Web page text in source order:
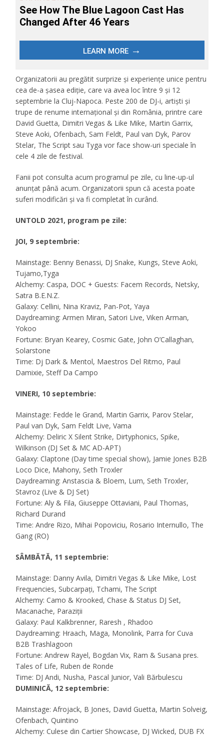
Organizatorii au pregătit surprize și experiențe unice pentru
cea de-a șasea ediție, care va avea loc între 9 și 12
septembrie la Cluj-Napoca. Peste 200 de DJ-i, artiști și
trupe de renume internațional și din România, printre care
David Guetta, Dimitri Vegas & Like Mike, Martin Garrix,
Steve Aoki, Ofenbach, Sam Feldt, Paul van Dyk, Parov
Stelar, The Script sau Tyga vor face show-uri speciale în
cele 4 zile de festival.
Fanii pot consulta acum programul pe zile, cu line-up-ul
anunțat până acum. Organizatorii spun că acesta poate
suferi modificări și va fi completat în curând.
UNTOLD 2021, program pe zile:
JOI, 9 septembrie:
Mainstage: Benny Benassi, DJ Snake, Kungs, Steve Aoki,
Tujamo,Tyga
Alchemy: Caspa, DOC + Guests: Facem Records, Netsky,
Satra B.E.N.Z.
Galaxy: Cellini, Nina Kraviz, Pan-Pot, Yaya
Daydreaming: Armen Miran, Satori Live, Viken Arman,
Yokoo
Fortune: Bryan Kearey, Cosmic Gate, John O’Callaghan,
Solarstone
Time: Dj Dark & Mentol, Maestros Del Ritmo, Paul
Damixie, Steff Da Campo
VINERI, 10 septembrie:
Mainstage: Fedde le Grand, Martin Garrix, Parov Stelar,
Paul van Dyk, Sam Feldt Live, Vama
Alchemy: Deliric X Silent Strike, Dirtyphonics, Spike,
Wilkinson (DJ Set & MC AD-APT)
Galaxy: Claptone (Day time special show), Jamie Jones B2B
Loco Dice, Mahony, Seth Troxler
Daydreaming: Anstascia & Bloem, Lum, Seth Troxler,
Stavroz (Live & DJ Set)
Fortune: Aly & Fila, Giuseppe Ottaviani, Paul Thomas,
Richard Durand
Time: Andre Rizo, Mihai Popoviciu, Rosario Internullo, The
Gang (RO)
SÂMBĂTĂ, 11 septembrie:
Mainstage: Danny Avila, Dimitri Vegas & Like Mike, Lost
Frequencies, Subcarpați, Tchami, The Script
Alchemy: Camo & Krooked, Chase & Status DJ Set,
Macanache, Paraziții
Galaxy: Paul Kalkbrenner, Raresh , Rhadoo
Daydreaming: Hraach, Maga, Monolink, Parra for Cuva
B2B Trashlagoon
Fortune: Andrew Rayel, Bogdan Vix, Ram & Susana pres.
Tales of Life, Ruben de Ronde
Time: DJ Andi, Nusha, Pascal Junior, Vali Bărbulescu
DUMINICĂ, 12 septembrie:
Mainstage: Afrojack, B Jones, David Guetta, Martin Solveig,
Ofenbach, Quintino
Alchemy: Culese din Cartier Showcase, DJ Wicked, DUB FX